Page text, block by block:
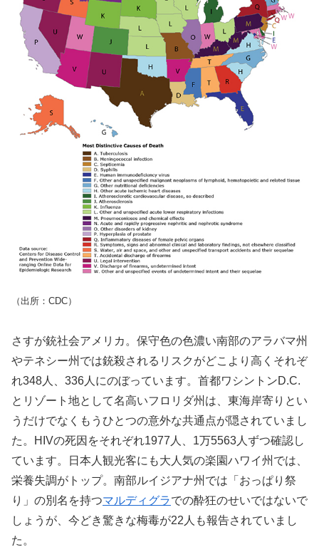
（出所：CDC）
さすが銃社会アメリカ。保守色の色濃い南部のアラバマ州
やテネシー州では銃殺されるリスクがどこより高くそれぞ
れ348人、336人にのぼっています。首都ワシントンD.C.
とリゾート地として名高いフロリダ州は、東海岸寄りとい
うだけでなくもうひとつの意外な共通点が隠されていまし
た。HIVの死因をそれぞれ1977人、1万5563人ずつ確認し
ています。日本人観光客にも大人気の楽園ハワイ州では、
栄養失調がトップ。南部ルイジアナ州では「おっぱり祭
り」の別名を持つマルディグラでの酔狂のせいではないで
しょうが、今どき驚きな梅毒が22人も報告されていまし
た。